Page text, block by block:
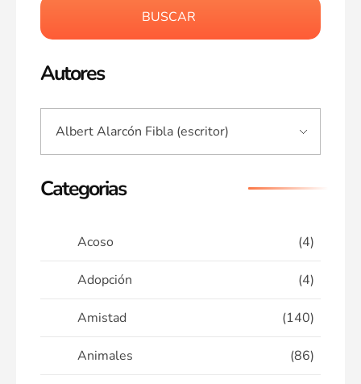
BUSCAR
Autores
Categorias
Acoso (4)
Adopción (4)
Amistad (140)
Animales (86)